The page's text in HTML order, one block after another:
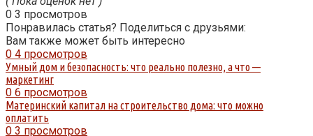
0 3 просмотров
Понравилась статья? Поделиться с друзьями:
Вам также может быть интересно
0 4 просмотров
Умный дом и безопасность: что реально полезно, а что —
маркетинг
0 6 просмотров
Материнский капитал на строительство дома: что можно
оплатить
0 3 просмотров